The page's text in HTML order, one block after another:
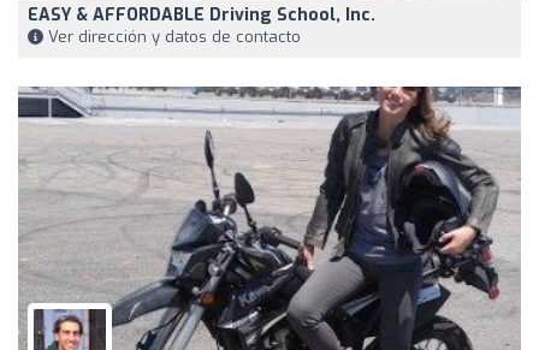
EASY & AFFORDABLE Driving School, Inc.
Ver dirección y datos de contacto